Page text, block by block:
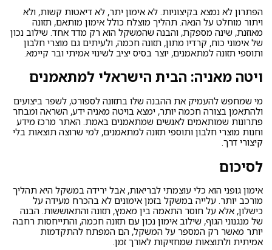
הפתרון לא נמצא בקיצוניות. לא אימון יתר, לא דיאטות קשות, ולא
ויתור מוחלט על הנאה. תהליך מוצלח כולל אימון מותאם, תזונה
מאוזנת, שינה מספקת, והבנה שהמשקל הוא רק מדד אחד. שילוב נכון
של אימוני כוח, קרדיו מתון, תזונה חכמה, ולעיתים גם מוצרי חלבון
ותוספי תזונה למתאמנים, יוצר בסיס יציב לשינוי אמיתי ובר קיימא.
ויטה מאניה: הבית הישראלי למתאמנים
מי שמחפש להעמיק את ההבנה שלו בתזונה לספורט, לשפר ביצועים
ולהתאמן בצורה חכמה יותר, ימצא בויטה מאניה ידע, השראה ומבחר
פתרונות שמותאמים לאנשים שמתאמנים באמת. האתר מרכז מידע
וחנות מוצרי חלבון ותוספי תזונה למתאמנים, למי שרוצה תוצאות בלי
קיצורי דרך.
לסיכום
אימון גופני הוא כלי עוצמתי לבריאות, אבל ירידה במשקל היא תהליך
מורכב יותר. עלייה במשקל בזמן אימונים לא בהכרח מעידה על
כישלון, אלא על חוסר התאמה בין מאמץ, תזונה והתאוששות. הבנה
של מנגנוני הגוף, שילוב אימון נכון עם תזונה חכמה, והתייחסות רחבה
יותר מאשר רק המספר על המשקל, הם המפתח להתקדמות
אמיתית ולתוצאות שמחזיקות לאורך זמן.